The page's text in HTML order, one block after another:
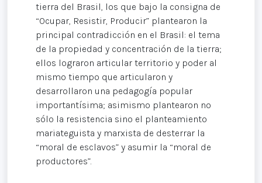
tierra del Brasil, los que bajo la consigna de
“Ocupar, Resistir, Producir” plantearon la
principal contradicción en el Brasil: el tema
de la propiedad y concentración de la tierra;
ellos lograron articular territorio y poder al
mismo tiempo que articularon y
desarrollaron una pedagogía popular
importantísima; asimismo plantearon no
sólo la resistencia sino el planteamiento
mariateguista y marxista de desterrar la
“moral de esclavos” y asumir la “moral de
productores”.